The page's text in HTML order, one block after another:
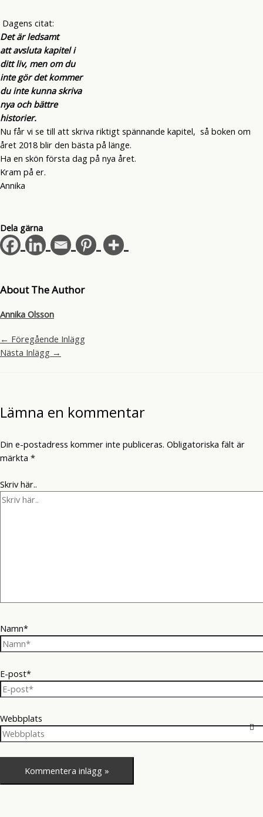
Dagens citat:
Det är ledsamt
att avsluta kapitel i
ditt liv, men om du
inte gör det kommer
du inte kunna skriva
nya och bättre
historier.
Nu får vi se till att skriva riktigt spännande kapitel, så boken om
året 2018 blir den bästa på länge.
Ha en skön första dag på nya året.
Kram på er.
Annika
Dela gärna
About The Author
Annika Olsson
← Föregående Inlägg
Nästa Inlägg →
Lämna en kommentar
Din e-postadress kommer inte publiceras. Obligatoriska fält är
märkta *
Skriv här..
Namn*
E-post*
Webbplats